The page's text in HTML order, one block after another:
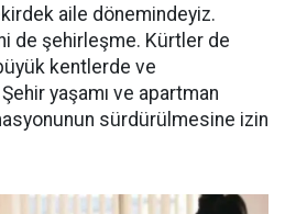
aile dönemindeyiz.
de şehirleşme. Kürtler de
kentlerde ve
yaşamı ve apartman
sürdürülmesine izin